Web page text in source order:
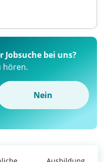
bei uns?
hören.
Nein